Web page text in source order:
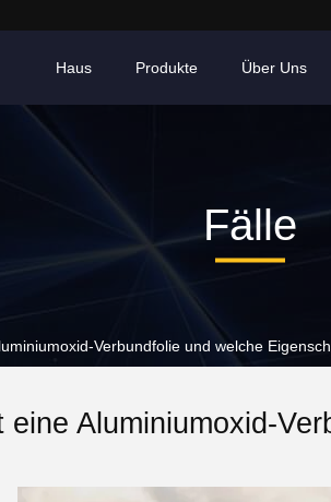
Haus Produkte Über Uns
Fälle
Verbundfolie und welche
eine Aluminiumoxid-